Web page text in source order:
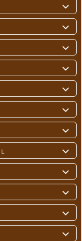











